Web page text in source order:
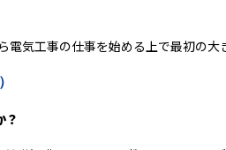
気工事の仕事を始める上で最初の
？